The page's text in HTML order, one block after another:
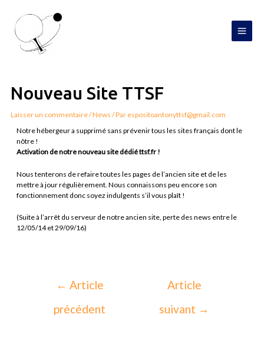
contenu
Nouveau Site TTSF
Laisser un commentaire/News / Par espositoantonyttsf@gmail.com
Notre hébergeur a supprimé sans prévenir tous les sites français dont le
nôtre !
Activation de notre nouveau site dédié ttsf.fr !
Nous tenterons de refaire toutes les pages de l’ancien site et de les
mettre à jour régulièrement. Nous connaissons peu encore son
fonctionnement donc soyez indulgents s’il vous plaît !
(Suite à l’arrêt du serveur de notre ancien site, perte des news entre le
12/05/14 et 29/09/16)
← Article
précédent
Article
suivant →